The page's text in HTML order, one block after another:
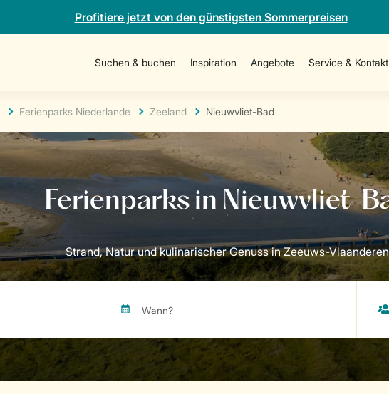
Profitiere jetzt von den günstigsten Sommerpreisen
Suchen & buchen Inspiration Angebote Service & Kontakt
Ferienparks Niederlande Zeeland Nieuwvliet-Bad